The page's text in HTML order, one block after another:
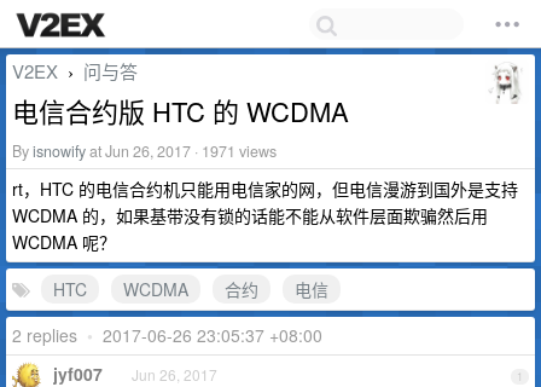
V2EX › 问与答
电信合约版 HTC 的 WCDMA
Byisnowifyat Jun 26, 2017 · 1971 views
rt，HTC 的电信合约机只能用电信家的网，但电信漫游到国外是支持
WCDMA 的，如果基带没有锁的话能不能从软件层面欺骗然后用
WCDMA 呢？
HTC
WCDMA 合约
电信
2 replies • 2017-06-26 23:05:37 +08:00
1
jyf007 Jun 26, 2017